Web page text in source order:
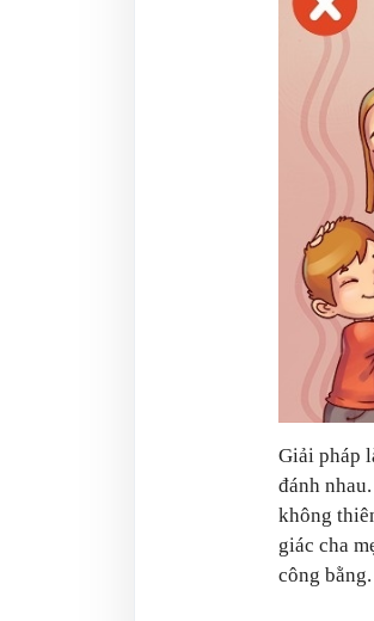
Giải pháp
đánh
không
giác cha
công bằng.